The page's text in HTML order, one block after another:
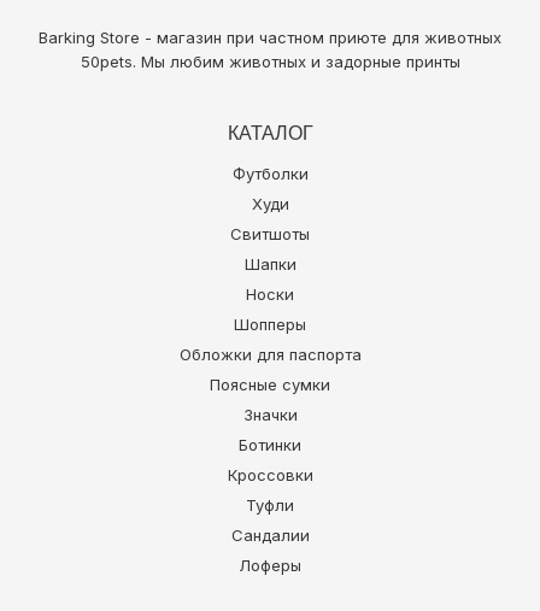
Barking Store - магазин при частном приюте для животных
50pets. Мы любим животных и задорные принты
КАТАЛОГ
Футболки
Худи
Свитшоты
Шапки
Носки
Шопперы
Обложки для паспорта
Поясные сумки
Значки
Ботинки
Кроссовки
Туфли
Сандалии
Лоферы